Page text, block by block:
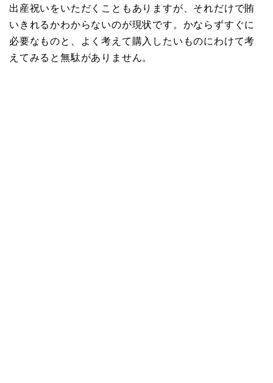
出産祝いをいただくこともありますが、それだけで賄
いきれるかわからないのが現状です。かならずすぐに
必要なものと、よく考えて購入したいものにわけて考
えてみると無駄がありません。